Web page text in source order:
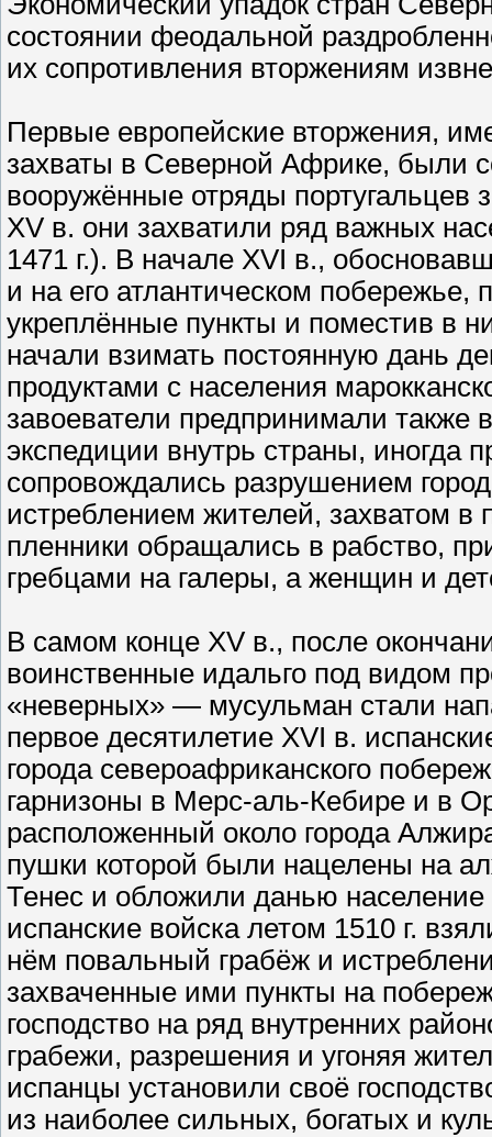
состоянии феодальной
их сопротивления вторжениям
Первые европейские вторжения,
захваты в Северной Африке, были
вооружённые отряды португальцев
XV в. они захватили ряд важных
1471 г.). В начале XVI в.,
и на его атлантическом побережье,
укреплённые пункты и поместив в
начали взимать постоянную дань
продуктами с населения
завоеватели предпринимали также
экспедиции внутрь страны, иногда
сопровождались разрушением
истреблением жителей, захватом
пленники обращались в рабство,
гребцами на галеры, а женщин и
В самом конце XV в., после
воинственные идальго под видом
«неверных» — мусульман стали
первое десятилетие XVI в.
города североафриканского
гарнизоны в Мерс-аль-Кебире и в
расположенный около города
пушки которой были нацелены на
Тенес и обложили данью население
испанские войска летом 1510 г.
нём повальный грабёж и
захваченные ими пункты на
господство на ряд внутренних
грабежи, разрешения и угоняя
испанцы установили своё
из наиболее сильных, богатых и